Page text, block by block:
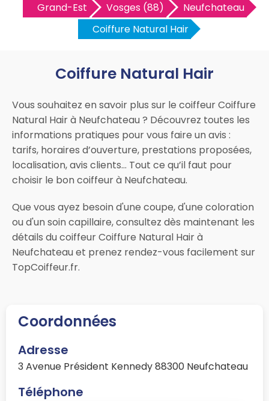
Grand-Est
Vosges (88)
Neufchateau
Coiffure Natural Hair
Coiffure Natural Hair
Vous souhaitez en savoir plus sur le coiffeur Coiffure
Natural Hair à Neufchateau ? Découvrez toutes les
informations pratiques pour vous faire un avis :
tarifs, horaires d’ouverture, prestations proposées,
localisation, avis clients… Tout ce qu’il faut pour
choisir le bon coiffeur à Neufchateau.
Que vous ayez besoin d'une coupe, d'une coloration
ou d'un soin capillaire, consultez dès maintenant les
détails du coiffeur Coiffure Natural Hair à
Neufchateau et prenez rendez-vous facilement sur
TopCoiffeur.fr.
Coordonnées
Adresse
3 Avenue Président Kennedy 88300 Neufchateau
Téléphone